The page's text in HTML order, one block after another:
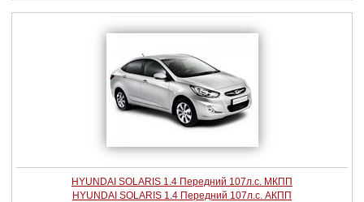
HYUNDAI SOLARIS 1.4 Передний 107л.с. МКПП
HYUNDAI SOLARIS 1.4 Передний 107л.с. АКПП